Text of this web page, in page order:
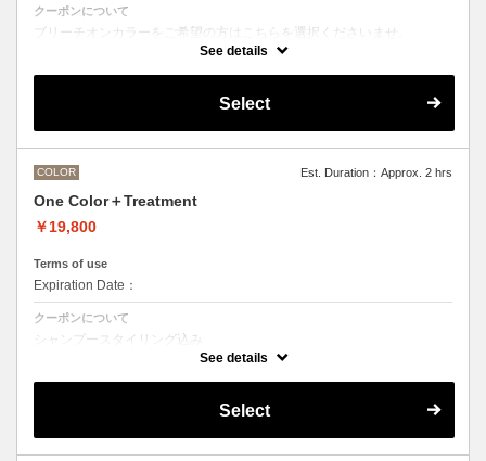
クーポンについて
ブリーチオンカラーをご希望の方はこちらを選択くださいませ。
現できない場合がございます。
M ¥＋550 L¥＋1100 LL¥＋2200
See details
Select
COLOR Est. Duration：Approx. 2 hrs
One Color＋Treatment
￥19,800
Terms of use
Expiration Date：
クーポンについて
シャンプースタイリング込み
イクロバブルシャンプー込み
の方は別のメニューをご選択ください。
●髪の長さにより別途ロング料金を頂戴いたします。
See details
Select